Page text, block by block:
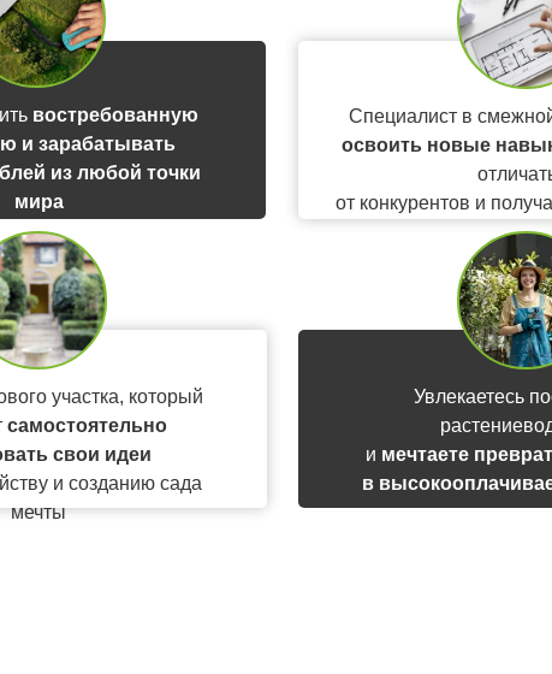
востребованную
и зарабатывать
из любой точки
мира
Специалист в
освоить новые
от конкурентов и
участка, который
самостоятельно
свои идеи
и созданию сада
мечты
Увлекаетесь
и мечтаете
в